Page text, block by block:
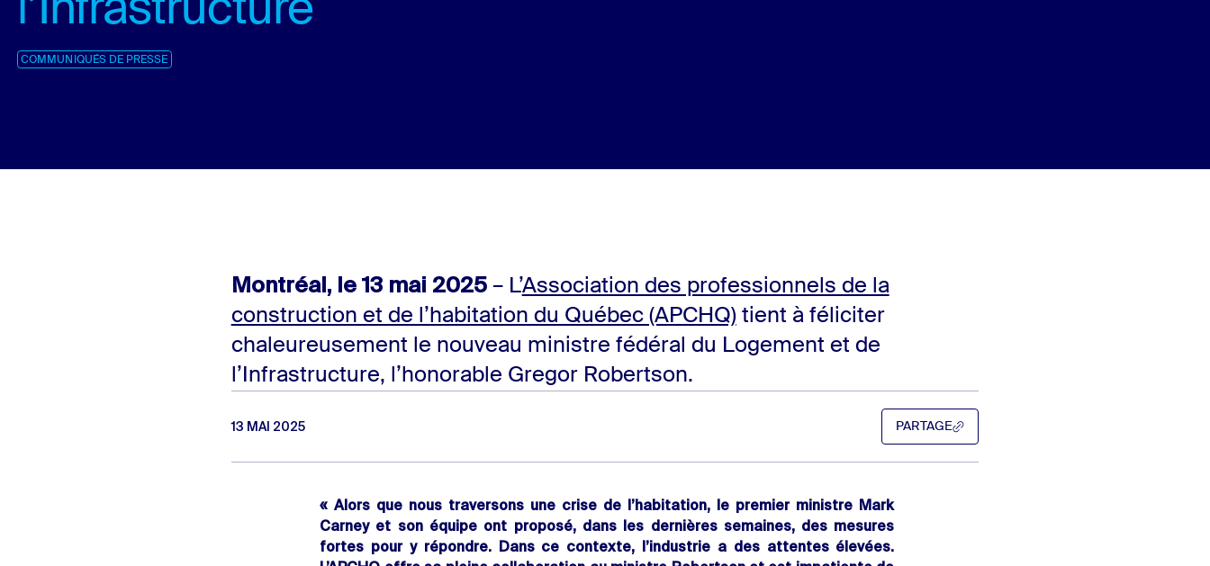
l’Infrastructure
COMMUNIQUÉS DE PRESSE
Montréal, le 13 mai 2025– L’Association des professionnels de la
construction et de l’habitation du Québec (APCHQ)tient à féliciter
chaleureusement le nouveau ministre fédéral du Logement et de
l’Infrastructure, l’honorable Gregor Robertson.
13 MAI 2025 PARTAGE
PARTAGE
« Alors que nous traversons une crise de l’habitation, le premier ministre Mark
Carney et son équipe ont proposé, dans les dernières semaines, des mesures
fortes pour y répondre. Dans ce contexte, l’industrie a des attentes élevées.